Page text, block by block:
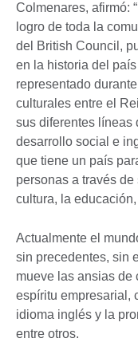
Colmenares, afirmó:
logro de toda la
del British Council,
en la historia del
representado
culturales entre el
sus diferentes líneas
desarrollo social e
que tiene un país
personas a través
cultura, la
Actualmente el
sin precedentes, sin
mueve las ansias de
espíritu empresarial,
idioma inglés y la
entre otros.